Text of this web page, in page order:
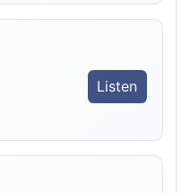
Listen